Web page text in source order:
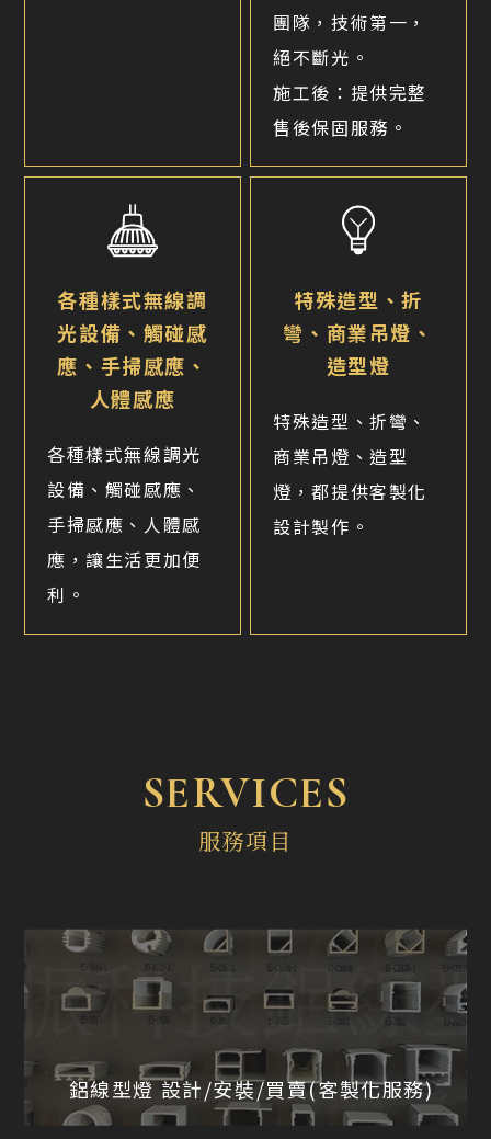
團隊，技術第一，
絕不斷光。
施工後：提供完整
售後保固服務。
各種樣式無線調
光設備、觸碰感
應、手掃感應、
人體感應
各種樣式無線調光
設備、觸碰感應、
手掃感應、人體感
應，讓生活更加便
利。
特殊造型、折
彎、商業吊燈、
造型燈
特殊造型、折彎、
商業吊燈、造型
燈，都提供客製化
設計製作。
SERVICES
服務項目
鋁線型燈設計/安裝/買賣(客製化服務)